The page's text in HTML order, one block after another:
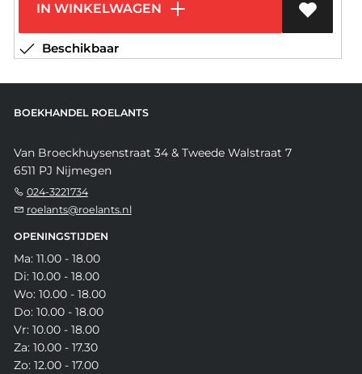
IN WINKELWAGEN
Beschikbaar
BOEKHANDEL ROELANTS
Van Broeckhuysenstraat 34 & Tweede Walstraat 7
6511 PJ Nijmegen
024-3221734
roelants@roelants.nl
OPENINGSTIJDEN
Ma: 11.00 - 18.00
Di: 10.00 - 18.00
Wo: 10.00 - 18.00
Do: 10.00 - 18.00
Vr: 10.00 - 18.00
Za: 10.00 - 17.30
Zo: 12.00 - 17.00